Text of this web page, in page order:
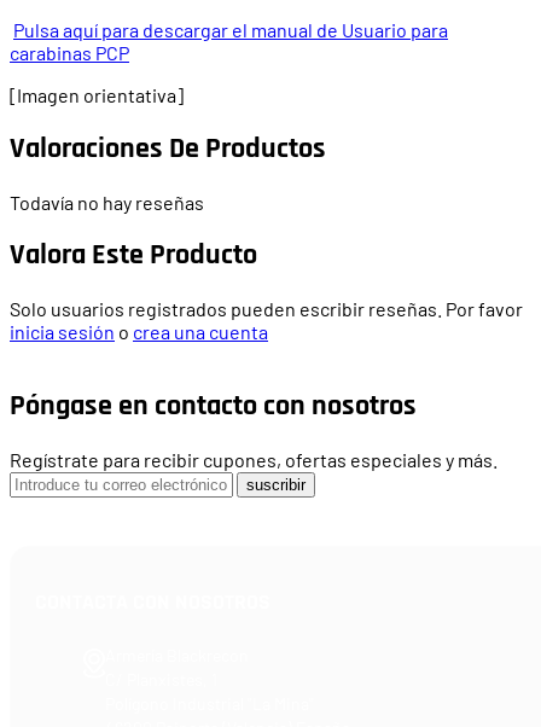
Pulsa aquí para descargar el manual de Usuario para
carabinas PCP
[Imagen orientativa]
Valoraciones De Productos
Todavía no hay reseñas
Valora Este Producto
Solo usuarios registrados pueden escribir reseñas. Por favor
inicia sesión o crea una cuenta
Póngase en contacto con nosotros
Regístrate para recibir cupones, ofertas especiales y más.
suscribir